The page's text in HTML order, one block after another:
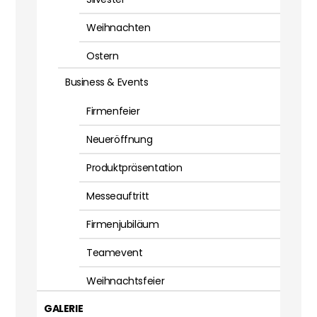
Weihnachten
Ostern
Business & Events
Firmenfeier
Neueröffnung
Produktpräsentation
Messeauftritt
Firmenjubiläum
Teamevent
Weihnachtsfeier
GALERIE